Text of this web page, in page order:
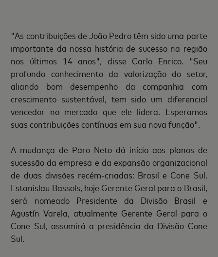
"As contribuições de João Pedro têm sido uma parte
importante da nossa história de sucesso na região
nos últimos 14 anos", disse Carlo Enrico. "Seu
profundo conhecimento da valorização do setor,
aliando bom desempenho da companhia com
crescimento sustentável, tem sido um diferencial
vencedor no mercado que ele lidera. Esperamos
suas contribuições contínuas em sua nova função".
A mudança de Paro Neto dá início aos planos de
sucessão da empresa e da expansão organizacional
de duas divisões recém-criadas: Brasil e Cone Sul.
Estanislau Bassols, hoje Gerente Geral para o Brasil,
será nomeado Presidente da Divisão Brasil e
Agustín Varela, atualmente Gerente Geral para o
Cone Sul, assumirá a presidência da Divisão Cone
Sul.